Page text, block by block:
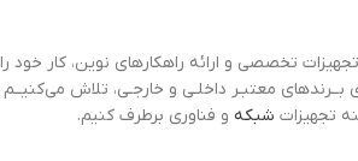
تخصصی و ارائه راهکارهای نوین، کار خود را
معتبـر داخلـی و خارجـی، تلاش می‌کنیــم
تجهیزات شبکه و فناوری برطرف کنیم.